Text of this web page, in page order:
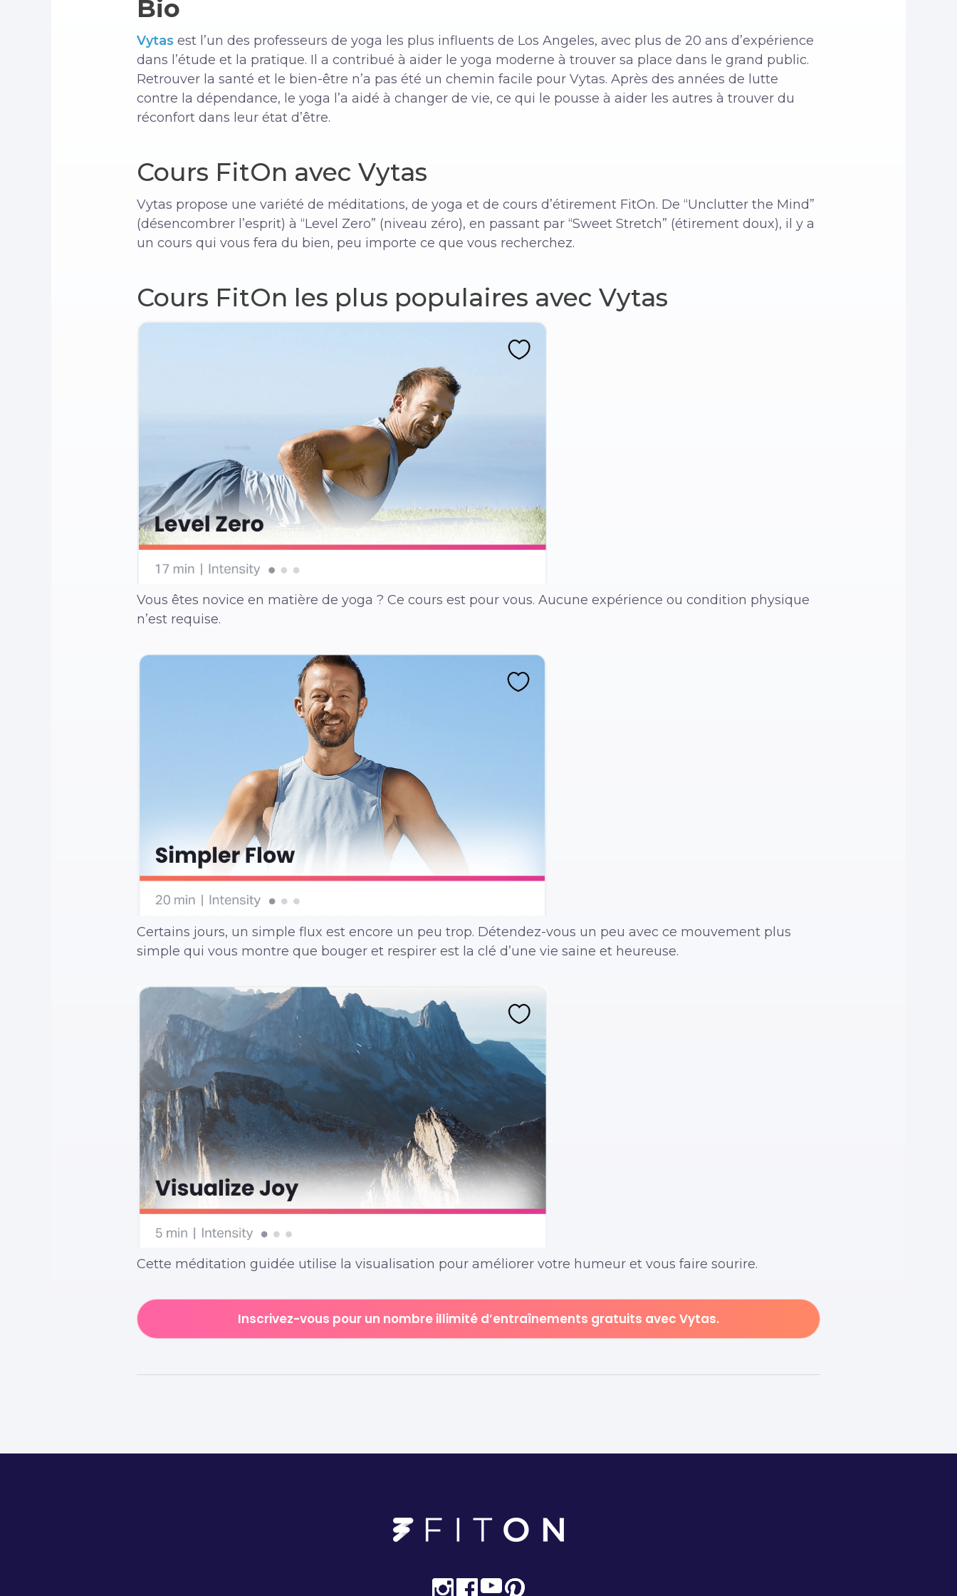
Bio
Vytas est l’un des professeurs de yoga les plus influents de Los Angeles, avec plus de 20 ans d’expérience
dans l’étude et la pratique. Il a contribué à aider le yoga moderne à trouver sa place dans le grand public.
Retrouver la santé et le bien-être n’a pas été un chemin facile pour Vytas. Après des années de lutte
contre la dépendance, le yoga l’a aidé à changer de vie, ce qui le pousse à aider les autres à trouver du
réconfort dans leur état d’être.
Cours FitOn avec Vytas
Vytas propose une variété de méditations, de yoga et de cours d’étirement FitOn. De “Unclutter the Mind”
(désencombrer l’esprit) à “Level Zero” (niveau zéro), en passant par “Sweet Stretch” (étirement doux), il y a
un cours qui vous fera du bien, peu importe ce que vous recherchez.
Cours FitOn les plus populaires avec Vytas
Vous êtes novice en matière de yoga ? Ce cours est pour vous. Aucune expérience ou condition physique
n’est requise.
Certains jours, un simple flux est encore un peu trop. Détendez-vous un peu avec ce mouvement plus
simple qui vous montre que bouger et respirer est la clé d’une vie saine et heureuse.
Cette méditation guidée utilise la visualisation pour améliorer votre humeur et vous faire sourire.
Inscrivez-vous pour un nombre illimité d’entraînements gratuits avec Vytas.